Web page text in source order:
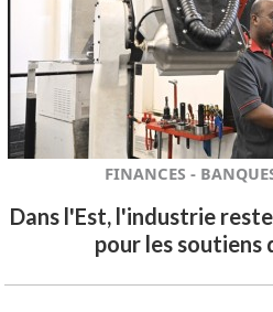
FINANCES -
Dans l'Est, l'industrie
pour les soutiens